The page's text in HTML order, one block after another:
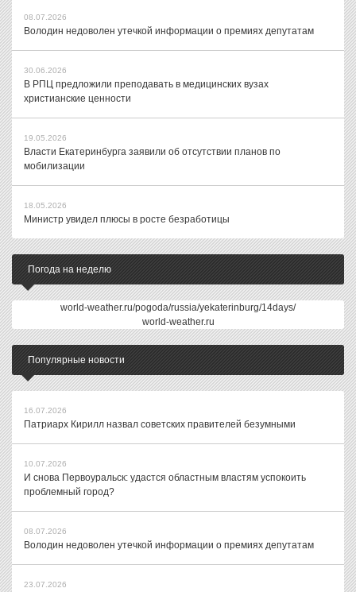
08.07.2026
Володин недоволен утечкой информации о премиях депутатам
30.06.2026
В РПЦ предложили преподавать в медицинских вузах
христианские ценности
19.05.2026
Власти Екатеринбурга заявили об отсутствии планов по
мобилизации
18.05.2026
Министр увидел плюсы в росте безработицы
Погода на неделю
world-weather.ru/pogoda/russia/yekaterinburg/14days/
world-weather.ru
Популярные новости
16.07.2026
Патриарх Кирилл назвал советских правителей безумными
10.07.2026
И снова Первоуральск: удастся областным властям успокоить
проблемный город?
08.07.2026
Володин недоволен утечкой информации о премиях депутатам
23.07.2026